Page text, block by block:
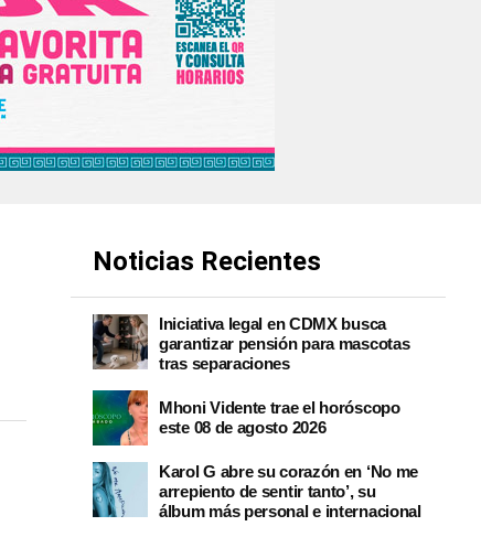
Noticias Recientes
Iniciativa legal en CDMX busca
garantizar pensión para mascotas
tras separaciones
Mhoni Vidente trae el horóscopo
este 08 de agosto 2026
Karol G abre su corazón en ‘No me
arrepiento de sentir tanto’, su
álbum más personal e internacional